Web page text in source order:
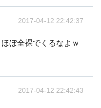
2017-04-12 22:42:37
ぼ全裸でくるなよｗ
2017-04-12 22:42:43